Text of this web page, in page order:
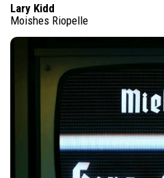
Lary Kidd
Moishes Riopelle